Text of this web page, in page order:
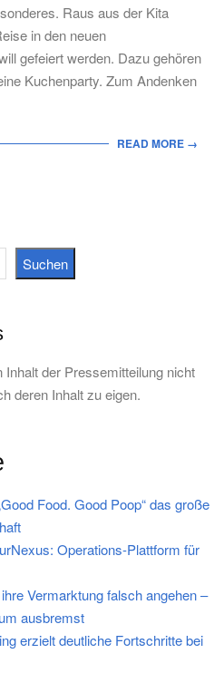
Raus aus der Kita
in den neuen
gefeiert werden. Dazu gehören
Kuchenparty. Zum Andenken
READ MORE →
Suchen
der Pressemitteilung nicht
deren Inhalt zu eigen.
Food. Good Poop“ das große
Operations-Plattform für
Vermarktung falsch angehen –
ausbremst
erzielt deutliche Fortschritte bei